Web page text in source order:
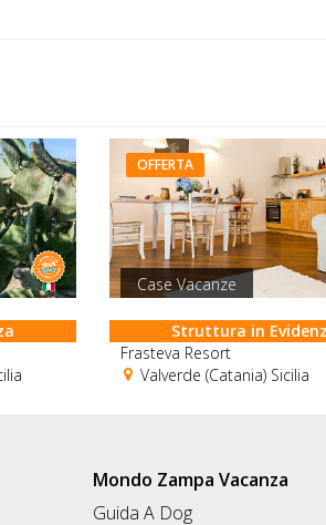
OFFERTA
Case Vacanze
Struttura in
Frasteva Resort
Valverde (Catania) Sicilia
Mondo Zampa Vacanza
Guida A Dog